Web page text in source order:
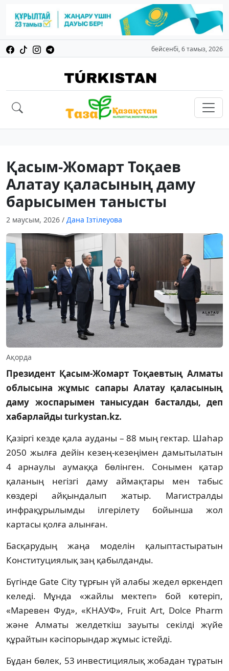
бейсенбі, 6 тамыз, 2026
Қасым-Жомарт Тоқаев
Алатау қаласының даму
барысымен танысты
2 маусым, 2026 / Дана Ізтілеуова
Ақорда
Президент Қасым-Жомарт Тоқаевтың Алматы
облысына жұмыс сапары Алатау қаласының
даму жоспарымен танысудан басталды, деп
хабарлайды turkystan.kz.
Қазіргі кезде қала ауданы – 88 мың гектар. Шаһар
2050 жылға дейін кезең-кезеңімен дамытылатын
4 арнаулы аумаққа бөлінген. Сонымен қатар
қаланың негізгі даму аймақтары мен табыс
көздері айқындалып жатыр. Магистралды
инфрақұрылымды ілгерілету бойынша жол
картасы қолға алынған.
Басқарудың жаңа моделін қалыптастыратын
Конституциялық заң қабылданды.
Бүгінде Gate City тұрғын үй алабы жедел өркендеп
келеді. Мұнда «жайлы мектеп» бой көтеріп,
«Маревен Фуд», «КНАУФ», Fruit Art, Dolce Pharm
және Алматы желдеткіш зауыты секілді жүйе
құрайтын кәсіпорындар жұмыс істейді.
Бұдан бөлек, 53 инвестициялық жобадан тұратын